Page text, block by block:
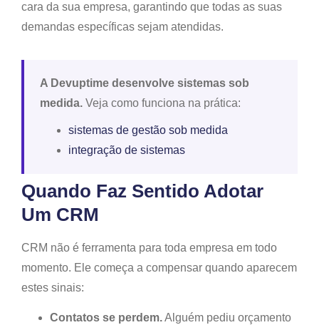
cara da sua empresa, garantindo que todas as suas
demandas específicas sejam atendidas.
A Devuptime desenvolve sistemas sob
medida. Veja como funciona na prática:
sistemas de gestão sob medida
integração de sistemas
Quando Faz Sentido Adotar
Um CRM
CRM não é ferramenta para toda empresa em todo
momento. Ele começa a compensar quando aparecem
estes sinais:
Contatos se perdem.Alguém pediu orçamento